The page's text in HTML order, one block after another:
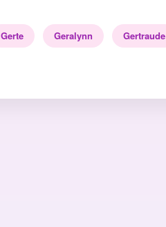
Gerte Geralynn Gertraude